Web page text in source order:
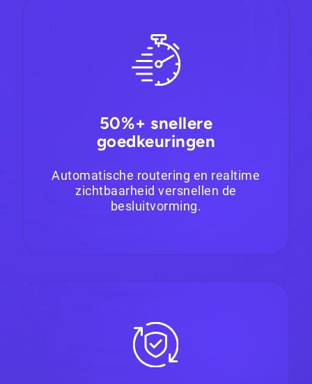
50%+ snellere
goedkeuringen
Automatische routering en realtime
zichtbaarheid versnellen de
besluitvorming.